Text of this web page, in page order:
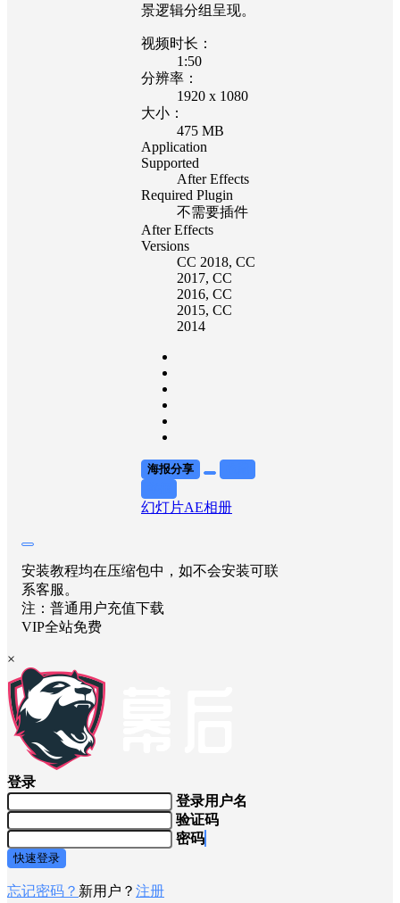
景逻辑分组呈现。
视频时长：
1:50
分辨率：
1920 x 1080
大小：
475 MB
Application
Supported
After Effects
Required Plugin
不需要插件
After Effects
Versions
CC 2018, CC
2017, CC
2016, CC
2015, CC
2014
海报分享
幻灯片AE相册
安装教程均在压缩包中，如不会安装可联
系客服。
注：普通用户充值下载
VIP全站免费
×
登录
登录用户名
验证码
密码
快速登录
忘记密码？ 新用户？ 注册